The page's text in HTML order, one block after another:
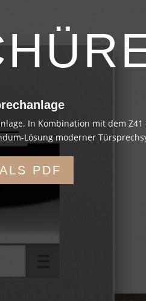
In Kombination mit dem Z41
Lösung moderner
PDF